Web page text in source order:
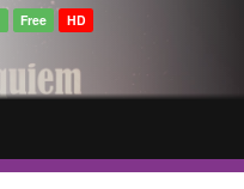
Free HD